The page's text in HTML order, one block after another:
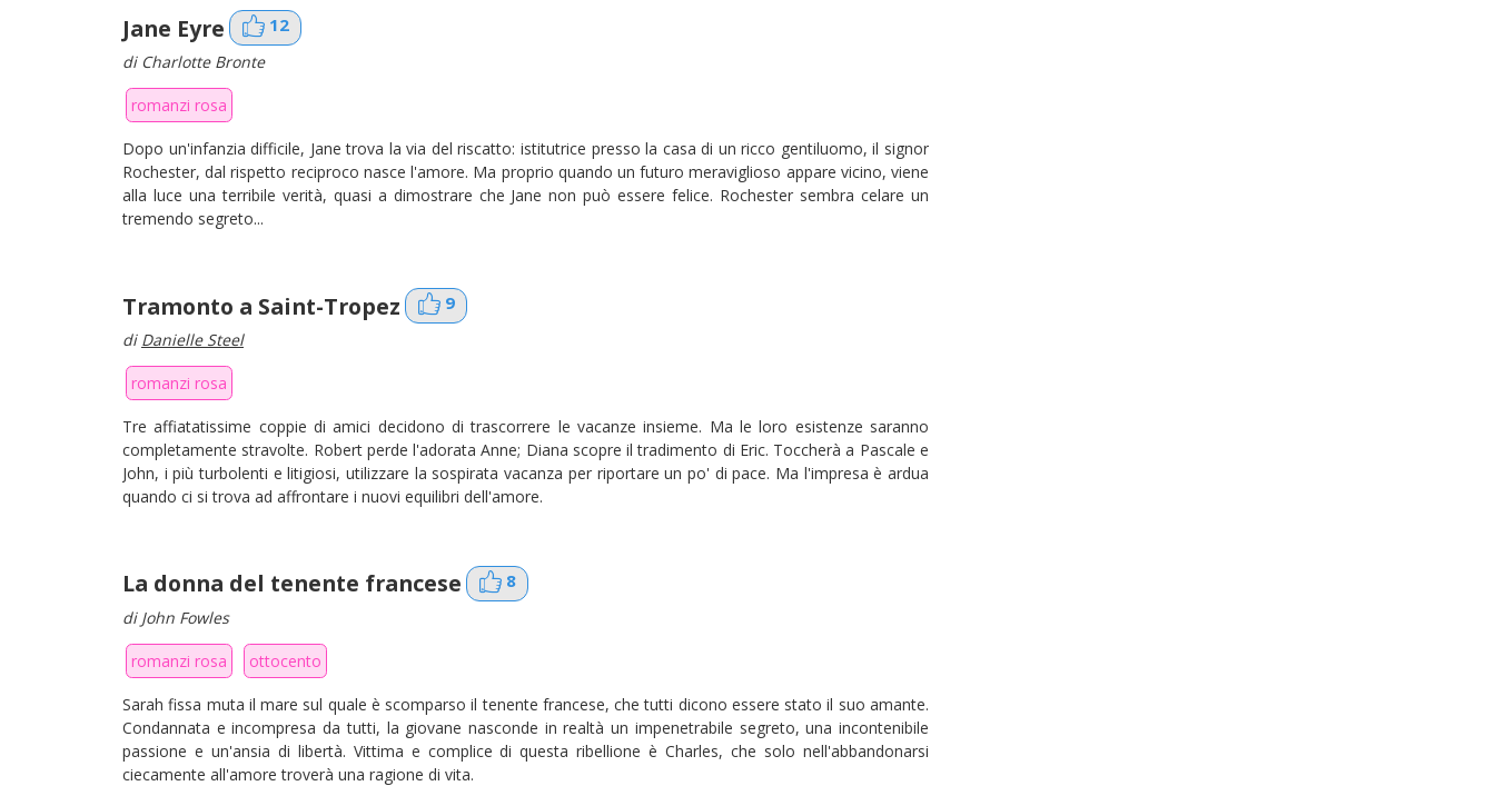
Jane Eyre 12
di Charlotte Bronte
romanzi rosa
Dopo un'infanzia difficile, Jane trova la via del riscatto: istitutrice presso la casa di un ricco gentiluomo, il signor
Rochester, dal rispetto reciproco nasce l'amore. Ma proprio quando un futuro meraviglioso appare vicino, viene
alla luce una terribile verità, quasi a dimostrare che Jane non può essere felice. Rochester sembra celare un
tremendo segreto...
Tramonto a Saint-Tropez 9
di Danielle Steel
romanzi rosa
Tre affiatatissime coppie di amici decidono di trascorrere le vacanze insieme. Ma le loro esistenze saranno
completamente stravolte. Robert perde l'adorata Anne; Diana scopre il tradimento di Eric. Toccherà a Pascale e
John, i più turbolenti e litigiosi, utilizzare la sospirata vacanza per riportare un po' di pace. Ma l'impresa è ardua
quando ci si trova ad affrontare i nuovi equilibri dell'amore.
La donna del tenente francese 8
di John Fowles
romanzi rosa ottocento
Sarah fissa muta il mare sul quale è scomparso il tenente francese, che tutti dicono essere stato il suo amante.
Condannata e incompresa da tutti, la giovane nasconde in realtà un impenetrabile segreto, una incontenibile
passione e un'ansia di libertà. Vittima e complice di questa ribellione è Charles, che solo nell'abbandonarsi
ciecamente all'amore troverà una ragione di vita.